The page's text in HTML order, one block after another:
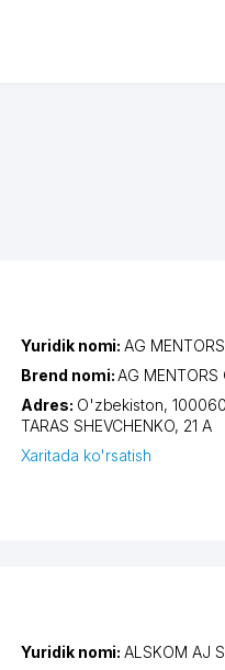
Yuridik nomi:AG
Brend nomi:AG MENTORS
Adres: O'zbekiston,
TARAS SHEVCHENKO, 21 A
Xaritada ko'rsatish
Yuridik nomi:ALSKOM AJ